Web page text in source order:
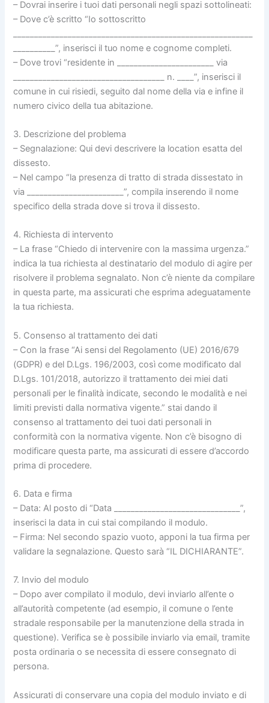
– Dovrai inserire i tuoi dati personali negli spazi sottolineati:
– Dove c’è scritto “Io sottoscritto
__________”, inserisci il tuo nome e cognome completi.
– Dove trovi “residente in _______________________ via
____________________________________ n. ____”, inserisci il
comune in cui risiedi, seguito dal nome della via e infine il
numero civico della tua abitazione.
3. Descrizione del problema
– Segnalazione: Qui devi descrivere la location esatta del
dissesto.
– Nel campo “la presenza di tratto di strada dissestato in
via _______________________”, compila inserendo il nome
specifico della strada dove si trova il dissesto.
4. Richiesta di intervento
– La frase “Chiedo di intervenire con la massima urgenza.”
indica la tua richiesta al destinatario del modulo di agire per
risolvere il problema segnalato. Non c’è niente da compilare
in questa parte, ma assicurati che esprima adeguatamente
la tua richiesta.
5. Consenso al trattamento dei dati
– Con la frase “Ai sensi del Regolamento (UE) 2016/679
(GDPR) e del D.Lgs. 196/2003, così come modificato dal
D.Lgs. 101/2018, autorizzo il trattamento dei miei dati
personali per le finalità indicate, secondo le modalità e nei
limiti previsti dalla normativa vigente.” stai dando il
consenso al trattamento dei tuoi dati personali in
conformità con la normativa vigente. Non c’è bisogno di
modificare questa parte, ma assicurati di essere d’accordo
prima di procedere.
6. Data e firma
– Data: Al posto di “Data ______________________________”,
inserisci la data in cui stai compilando il modulo.
– Firma: Nel secondo spazio vuoto, apponi la tua firma per
validare la segnalazione. Questo sarà “IL DICHIARANTE”.
7. Invio del modulo
– Dopo aver compilato il modulo, devi inviarlo all’ente o
all’autorità competente (ad esempio, il comune o l’ente
stradale responsabile per la manutenzione della strada in
questione). Verifica se è possibile inviarlo via email, tramite
posta ordinaria o se necessita di essere consegnato di
persona.
Assicurati di conservare una copia del modulo inviato e di